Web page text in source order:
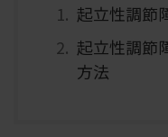
起立性調節
起立性調節
方法